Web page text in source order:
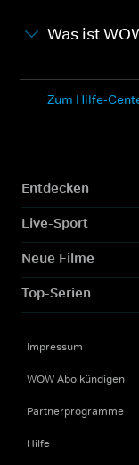
Was ist
Zum Hilfe-
Entdecken
Live-Sport
Neue Filme
Top-Serien
Impressum
WOW Abo kündigen
Partnerprogramme
Hilfe